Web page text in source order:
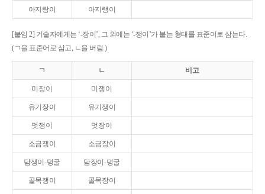
아지랑이 아지랭이
[붙임 2] 기술자에게는 ‘-장이’, 그 외에는 ‘-쟁이’가 붙는 형태를 표준어로 삼는다.
(ㄱ을 표준어로 삼고, ㄴ을 버림.)
ㄱ ㄴ 비고
미장이 미쟁이
유기장이 유기쟁이
멋쟁이 멋장이
소금쟁이 소금장이
담쟁이-덩굴 담장이-덩굴
골목쟁이 골목장이